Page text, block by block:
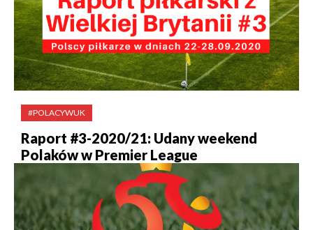
#POLACYWUK
Raport #3-2020/21: Udany weekend
Polaków w Premier League